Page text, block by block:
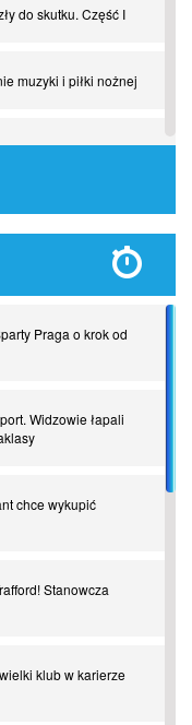
do skutku. Część I
muzyki i piłki nożnej
a owca cała?
Praga o krok od
Widzowie łapali
chce wykupić
Stanowcza
klub w karierze